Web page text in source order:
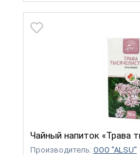
Чайный напиток «Трава
Производитель: OOO "ALSU"